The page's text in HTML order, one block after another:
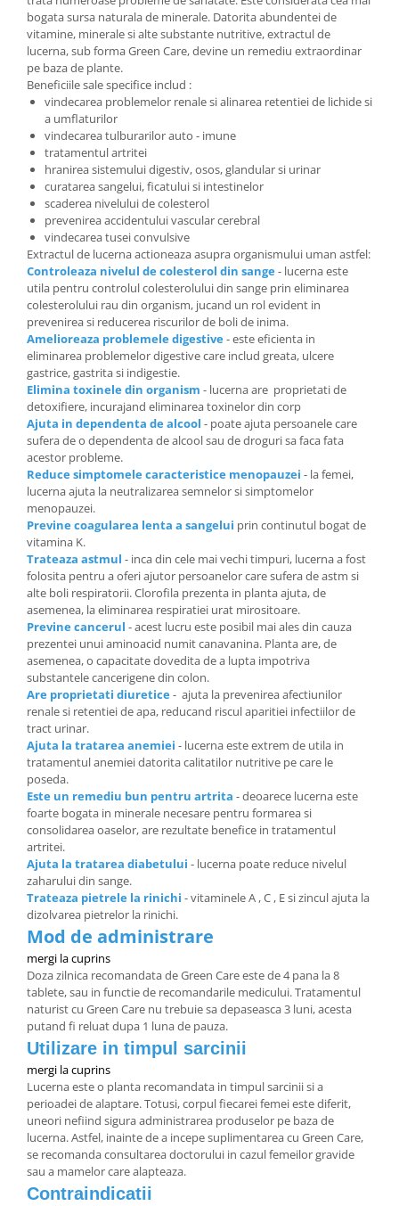
bogata sursa naturala de minerale. Datorita abundentei de
vitamine, minerale si alte substante nutritive, extractul de
lucerna, sub forma Green Care, devine un remediu extraordinar
pe baza de plante.
Beneficiile sale specifice includ :
vindecarea problemelor renale si alinarea retentiei de lichide si
a umflaturilor
vindecarea tulburarilor auto - imune
tratamentul artritei
hranirea sistemului digestiv, osos, glandular si urinar
curatarea sangelui, ficatului si intestinelor
scaderea nivelului de colesterol
prevenirea accidentului vascular cerebral
vindecarea tusei convulsive
Extractul de lucerna actioneaza asupra organismului uman astfel:
Controleaza nivelul de colesterol din sange- lucerna este
utila pentru controlul colesterolului din sange prin eliminarea
colesterolului rau din organism, jucand un rol evident in
prevenirea si reducerea riscurilor de boli de inima.
Amelioreaza problemele digestive- este eficienta in
eliminarea problemelor digestive care includ greata, ulcere
gastrice, gastrita si indigestie.
Elimina toxinele din organism - lucerna are proprietati de
detoxifiere, incurajand eliminarea toxinelor din corp
Ajuta in dependenta de alcool - poate ajuta persoanele care
sufera de o dependenta de alcool sau de droguri sa faca fata
acestor probleme.
Reduce simptomele caracteristice menopauzei - la femei,
lucerna ajuta la neutralizarea semnelor si simptomelor
menopauzei.
Previne coagularea lenta a sangelui prin continutul bogat de
vitamina K.
Trateaza astmul - inca din cele mai vechi timpuri, lucerna a fost
folosita pentru a oferi ajutor persoanelor care sufera de astm si
alte boli respiratorii. Clorofila prezenta in planta ajuta, de
asemenea, la eliminarea respiratiei urat mirositoare.
Previne cancerul - acest lucru este posibil mai ales din cauza
prezentei unui aminoacid numit canavanina. Planta are, de
asemenea, o capacitate dovedita de a lupta impotriva
substantele cancerigene din colon.
Are proprietati diuretice- ajuta la prevenirea afectiunilor
renale si retentiei de apa, reducand riscul aparitiei infectiilor de
tract urinar.
Ajuta la tratarea anemiei - lucerna este extrem de utila in
tratamentul anemiei datorita calitatilor nutritive pe care le
poseda.
Este un remediu bun pentru artrita - deoarece lucerna este
foarte bogata in minerale necesare pentru formarea si
consolidarea oaselor, are rezultate benefice in tratamentul
artritei.
Ajuta la tratarea diabetului - lucerna poate reduce nivelul
zaharului din sange.
Trateaza pietrele la rinichi - vitaminele A , C , E si zincul ajuta la
dizolvarea pietrelor la rinichi.
Mod de administrare
mergi la cuprins
Doza zilnica recomandata de Green Care este de 4 pana la 8
tablete, sau in functie de recomandarile medicului. Tratamentul
naturist cu Green Care nu trebuie sa depaseasca 3 luni, acesta
putand fi reluat dupa 1 luna de pauza.
Utilizare in timpul sarcinii
mergi la cuprins
Lucerna este o planta recomandata in timpul sarcinii si a
perioadei de alaptare. Totusi, corpul fiecarei femei este diferit,
uneori nefiind sigura administrarea produselor pe baza de
lucerna. Astfel, inainte de a incepe suplimentarea cu Green Care,
se recomanda consultarea doctorului in cazul femeilor gravide
sau a mamelor care alapteaza.
Contraindicatii